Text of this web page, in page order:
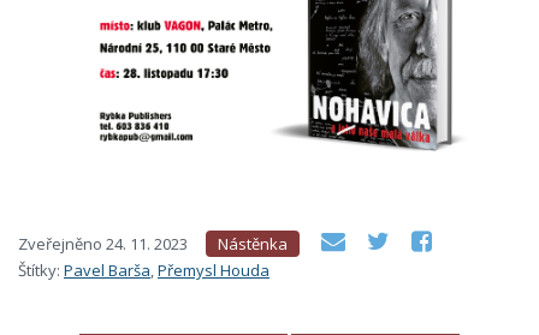
Zveřejněno 24. 11. 2023
Nástěnka
Štítky: Pavel Barša,Přemysl Houda